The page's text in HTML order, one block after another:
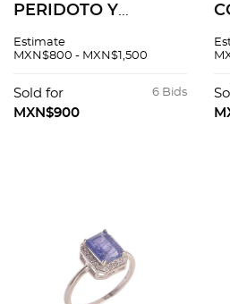
PERIDOTO Y
PLATA .925 Talla: 5
Estimate
MXN$800 - MXN$1,500
6 Bids
Sold for
MXN$900